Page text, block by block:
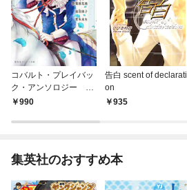
コバルト・プレイバッ
ク・アンソロジー ｐ
ａｒｔ １
990
告白 scent of declarati
on
935
集英社のおすすめ本